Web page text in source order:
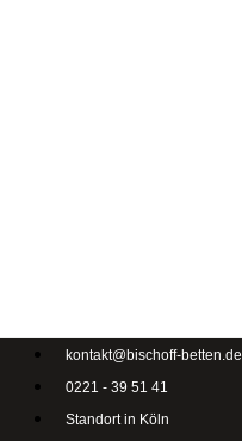
kontakt@bischoff-betten.de
0221 - 39 51 41
Standort in Köln